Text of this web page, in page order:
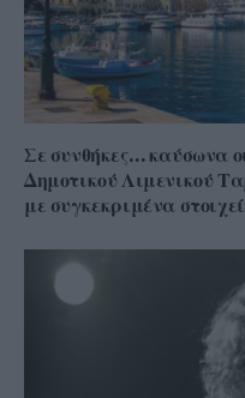
Σε συνθήκες… καύσωνα
Δημοτικού Λιμενικού
με συγκεκριμένα